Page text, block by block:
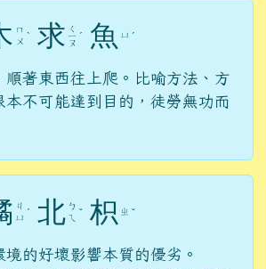
ㄇ
ㄨ ˋ 求 ㄑ
ㄧ
ㄡ
ˊ 魚 ㄩ ˊ
順著東西往上爬。比喻方法、方
本不可能達到目的，徒勞無功而
ㄐ
ㄩ ˊ 北 ㄅ
ㄟ ˇ 枳 ㄓ ˇ
境的好壞影響本質的優劣。